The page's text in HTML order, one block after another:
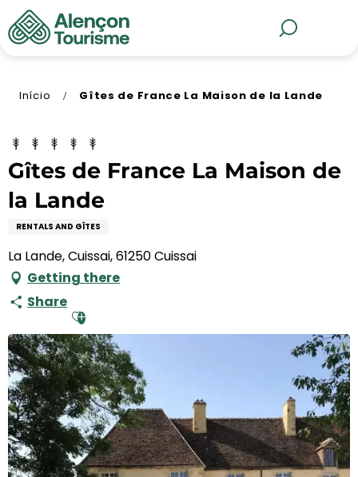
Aller
au
contenu
Início Gîtes de France La Maison de la Lande
Gîtes de France La Maison de
la Lande
RENTALS AND GÎTES
La Lande, Cuissai, 61250 Cuissai
Getting there
Share Ajouter aux favoris